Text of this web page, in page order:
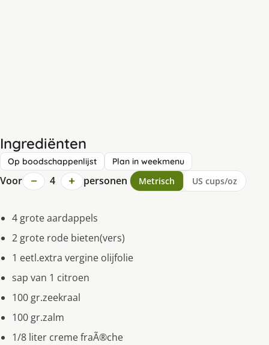
Ingrediënten
Op boodschappenlijst Plan in weekmenu
Voor − 4 + personen Metrisch US cups/oz
4 grote aardappels
2 grote rode bieten(vers)
1 eetl.extra vergine olijfolie
sap van 1 citroen
100 gr.zeekraal
100 gr.zalm
1/8 liter creme fraÃ®che